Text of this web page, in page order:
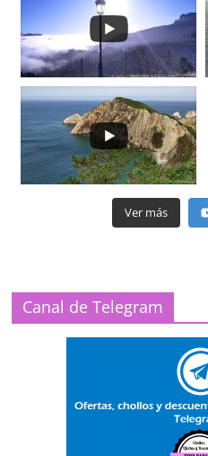
Ver más
Canal de Telegram